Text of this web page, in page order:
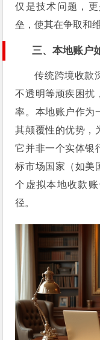
仅是技术问题，
垒，使其在争取和
三、本地账户
传统跨境收款
不透明等顽疾困扰
率。本地账户作为
其颠覆性的优势，
它并非一个实体银
标市场国家（如美
个虚拟本地收款
径。